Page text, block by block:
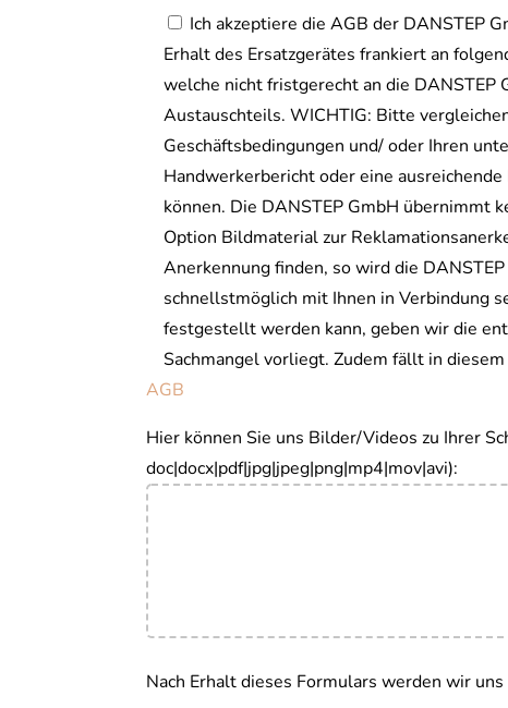
Ich akzeptiere die AGB der DANSTEP
Erhalt des Ersatzgerätes frankiert an
welche nicht fristgerecht an die DANSTEP
Austauschteils. WICHTIG: Bitte
Geschäftsbedingungen und/ oder Ihren
Handwerkerbericht oder eine
können. Die DANSTEP GmbH übernimmt
Option Bildmaterial zur
Anerkennung finden, so wird die
schnellstmöglich mit Ihnen in Verbindung
festgestellt werden kann, geben wir die
Sachmangel vorliegt. Zudem fällt in
AGB
Hier können Sie uns Bilder/Videos zu Ihrer
doc|docx|pdf|jpg|jpeg|png|mp4|mov|avi):
Nach Erhalt dieses Formulars werden wir